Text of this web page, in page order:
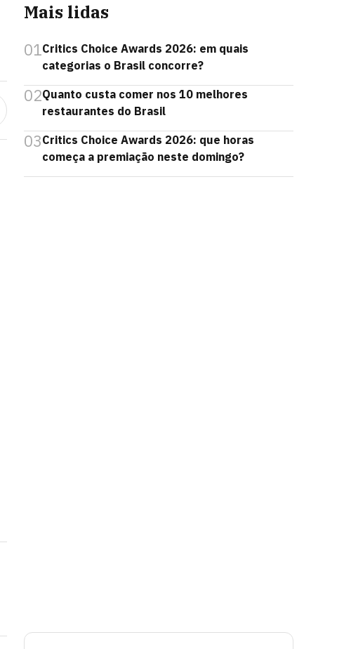
Mais lidas
01Critics Choice Awards 2026: em quais
categorias o Brasil concorre?
02Quanto custa comer nos 10 melhores
restaurantes do Brasil
03Critics Choice Awards 2026: que horas
começa a premiação neste domingo?